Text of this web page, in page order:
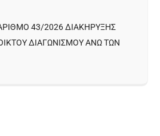
43/2026 ΔΙΑΚΗΡΥΞΗΣ
ΔΙΑΓΩΝΙΣΜΟΥ ΑΝΩ ΤΩΝ